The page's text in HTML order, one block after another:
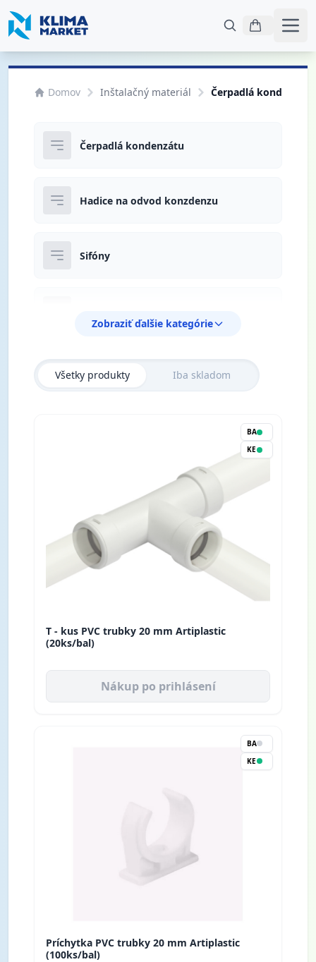
Domov Inštalačný materiál Čerpadlá
Čerpadlá kondenzátu
Hadice na odvod konzdenzu
Sifóny
Zobraziť ďalšie kategórie
Všetky produkty Iba skladom
BA
KE
T - kus PVC trubky 20 mm Artiplastic
(20ks/bal)
Nákup po prihlásení
BA
KE
Príchytka PVC trubky 20 mm Artiplastic
(100ks/bal)